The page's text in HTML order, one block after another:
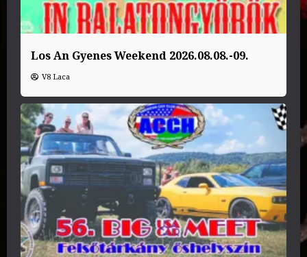
Los An Gyenes Weekend 2026.08.08.-09.
V8 Laca